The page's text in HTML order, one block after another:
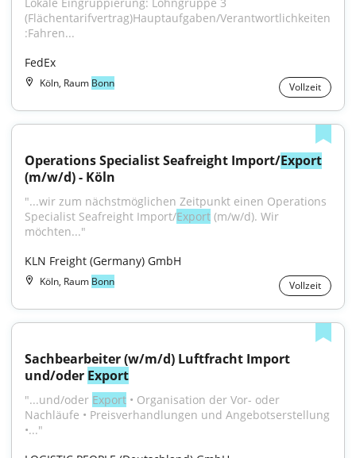
(Flächentarifvertrag)Hauptaufgaben/Verantwortlichkeiten
:Fahren...
FedEx
Köln, Raum Bonn Vollzeit
Operations Specialist Seafreight Import/Export
(m/w/d) - Köln
"...wir zum nächstmöglichen Zeitpunkt einen Operations
Specialist Seafreight Import/Export (m/w/d). Wir
möchten..."
KLN Freight (Germany) GmbH
Köln, Raum Bonn Vollzeit
Sachbearbeiter (w/m/d) Luftfracht Import
und/oder Export
"...und/oder Export • Organisation der Vor- oder
Nachläufe • Preisverhandlungen und Angebotserstellung
•..."